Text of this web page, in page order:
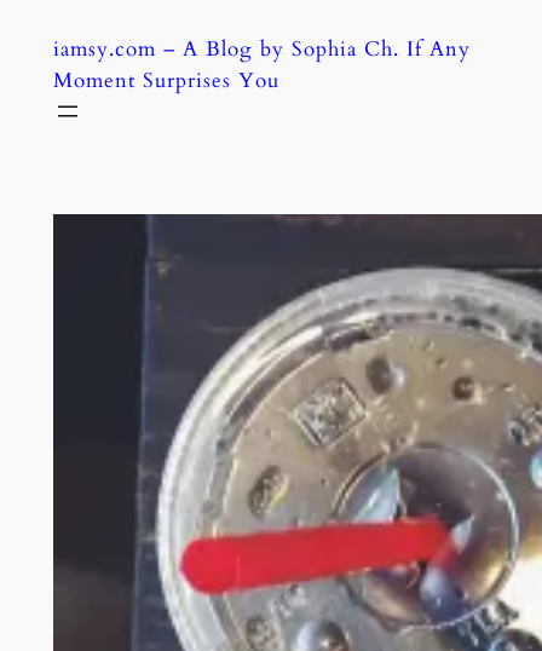
content
iamsy.com – A Blog by Sophia Ch. If Any
Moment Surprises You